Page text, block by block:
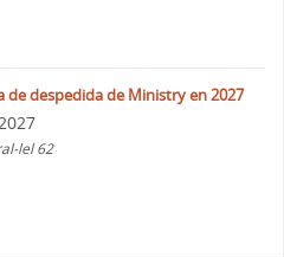
de despedida de Ministry en 2027
lel 62